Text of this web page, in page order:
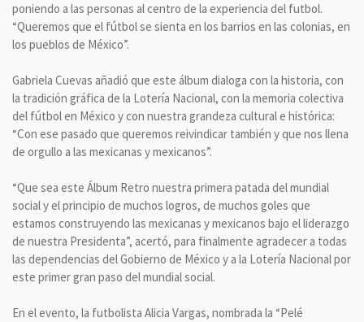
poniendo a las personas al centro de la experiencia del futbol.
“Queremos que el fútbol se sienta en los barrios en las colonias, en
los pueblos de México”.
Gabriela Cuevas añadió que este álbum dialoga con la historia, con
la tradición gráfica de la Lotería Nacional, con la memoria colectiva
del fútbol en México y con nuestra grandeza cultural e histórica:
“Con ese pasado que queremos reivindicar también y que nos llena
de orgullo a las mexicanas y mexicanos”.
“Que sea este Álbum Retro nuestra primera patada del mundial
social y el principio de muchos logros, de muchos goles que
estamos construyendo las mexicanas y mexicanos bajo el liderazgo
de nuestra Presidenta”, acertó, para finalmente agradecer a todas
las dependencias del Gobierno de México y a la Lotería Nacional por
este primer gran paso del mundial social.
En el evento, la futbolista Alicia Vargas, nombrada la “Pelé